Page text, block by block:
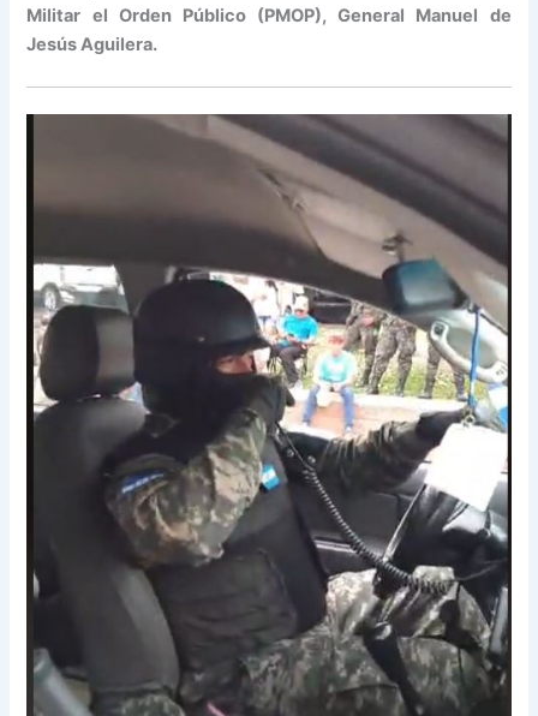
Militar el Orden Público (PMOP), General Manuel de
Jesús Aguilera.